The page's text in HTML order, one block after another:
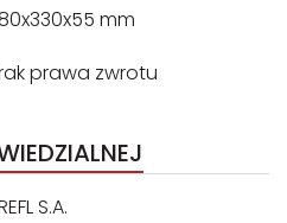
mm
prawa zwrotu
S.A.